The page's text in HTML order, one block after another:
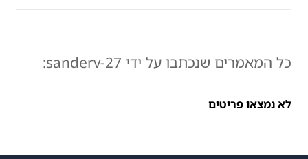
כל המאמרים שנכתבו על ידי sanderv-27:
לא נמצאו פריטים